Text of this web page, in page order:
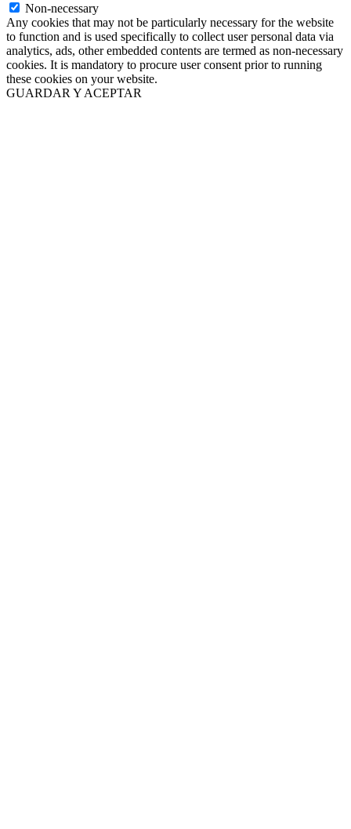
Non-necessary
Any cookies that may not be particularly necessary for the website
to function and is used specifically to collect user personal data via
analytics, ads, other embedded contents are termed as non-necessary
cookies. It is mandatory to procure user consent prior to running
these cookies on your website.
GUARDAR Y ACEPTAR